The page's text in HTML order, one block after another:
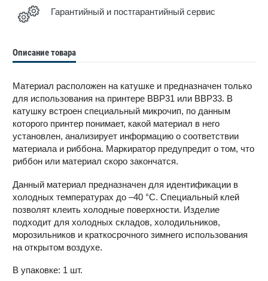
Гарантийный и постгарантийный сервис
Описание товара
Материал расположен на катушке и предназначен только
для использования на принтере BBP31 или BBP33. В
катушку встроен специальный микрочип, по данным
которого принтер понимает, какой материал в него
установлен, анализирует информацию о соответствии
материала и риббона. Маркиратор предупредит о том, что
риббон или материал скоро закончатся.
Данный материал предназначен для идентификации в
холодных температурах до –40 °С. Специальный клей
позволят клеить холодные поверхности. Изделие
подходит для холодных складов, холодильников,
морозильников и краткосрочного зимнего использования
на открытом воздухе.
В упаковке: 1 шт.